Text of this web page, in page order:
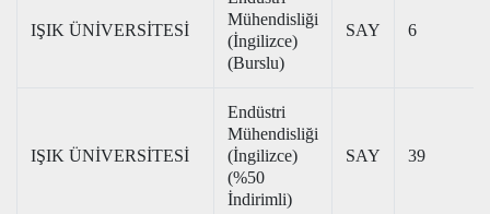
IŞIK ÜNİVERSİTESİ
Mühendisliği
(İngilizce)
(Burslu)
SAY 6
IŞIK ÜNİVERSİTESİ
Endüstri
Mühendisliği
(İngilizce)
(%50
İndirimli)
SAY 39